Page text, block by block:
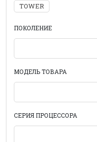
TOWER
ПОКОЛЕНИЕ
МОДЕЛЬ ТОВАРА
СЕРИЯ ПРОЦЕССОРА